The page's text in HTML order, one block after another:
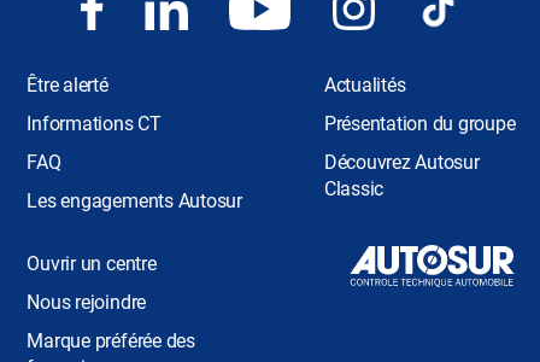
Être alerté
Informations CT
FAQ
Les engagements Autosur
Actualités
Présentation du groupe
Découvrez Autosur
Classic
Ouvrir un centre
Nous rejoindre
Marque préférée des